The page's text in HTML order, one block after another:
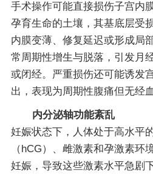
手术操作可能直接损伤子宫内
孕育生命的土壤，其基底层受
内膜变薄、修复延迟或形成局
常周期性增生与脱落，引发月
或闭经。严重损伤还可能诱发
出，表现为周期性腹痛但无经
内分泌轴功能紊乱
妊娠状态下，人体处于高水平
（hCG）、雌激素和孕激素环
妊娠，导致这些激素水平急剧